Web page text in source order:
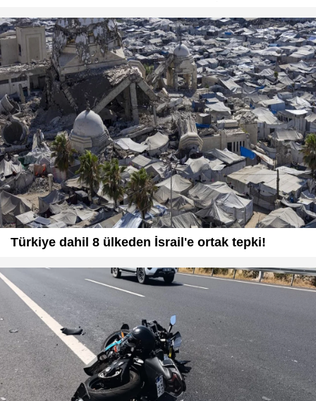
Türkiye dahil 8 ülkeden İsrail'e ortak tepki!